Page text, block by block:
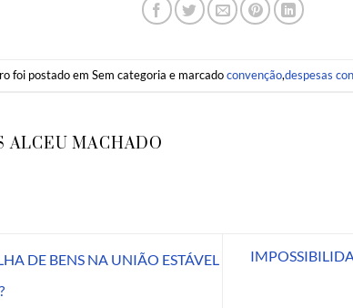
foi postado em Sem categoria e marcadoconvenção,despesas
ALCEU MACHADO
DE BENS NA UNIÃO ESTÁVEL